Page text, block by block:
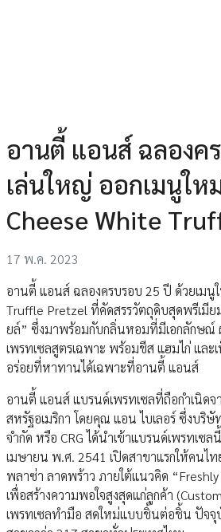
อานตี้ แอนส์ ฉลองค
เล่นใหญ่ ออกเมนูให
Cheese White
17 พ.ค. 2023
อานตี้ แอนส์ ฉลองครบรอบ 25 ปี ด้วยเมนู
Truffle Pretzel ที่คัดสรรวัตถุดิบสุดพรีเมีย
ยล์” ซึ่งมาพร้อมกับกลิ่นหอมที่มีเอกลักษณ์
เพรทเซลสูตรเฉพาะ พร้อมชีส แฮมไก่ แล
อร่อยที่หาทานได้เฉพาะที่อานตี้ แอนส์
อานตี้ แอนส์ แบรนด์เพรทเซลที่ถือกำเนิดจ
สหรัฐอเมริกา โดยคุณ แอน ไบเลอร์ ซึ่งบริษั
จำกัด หรือ CRG ได้นำเข้าแบรนด์เพรทเซล
เมษายน พ.ศ. 2541 เปิดสาขาแรกให้คนไ
พลาซ่า ลาดพร้าว ภายใต้แนวคิด
เพื่อสร้างความพอใจสูงสุดแก่ลูกค้า
เพรทเซลทำมือ สดใหม่แบบชิ้นต่อชิ้น ปัจ